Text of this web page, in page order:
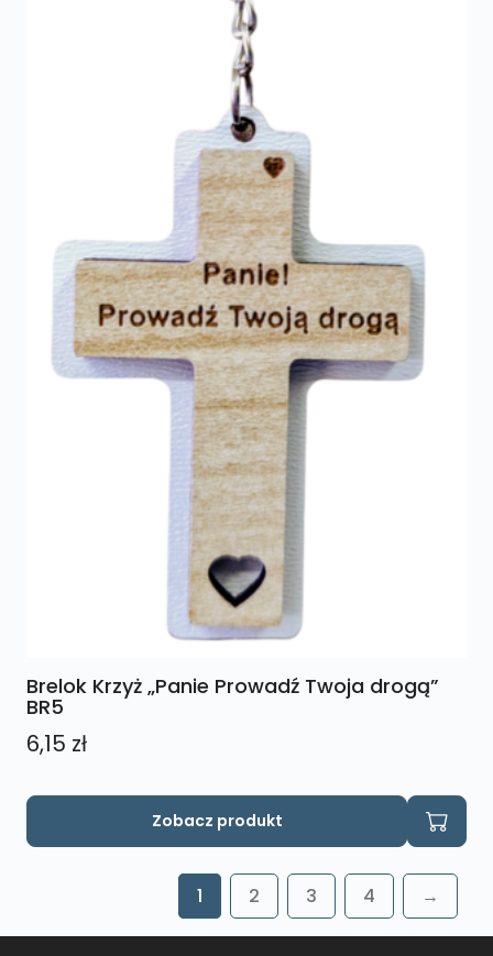
Brelok Krzyż „Panie Prowadź Twoja drogą”
BR5
6,15 zł
Zobacz produkt
1 2 3 4 →